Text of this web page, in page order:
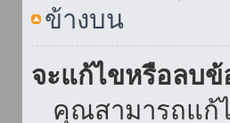
ข้างบน
จะแก้ไขหรือลบข้
คุณสามารถแก้